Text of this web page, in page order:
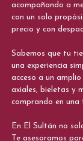
acompañando a
con un solo
precio y con
Sabemos que tu
una experiencia
acceso a un
axiales, bieletas y
comprando en una
En El Sultán no
Te asesoramos